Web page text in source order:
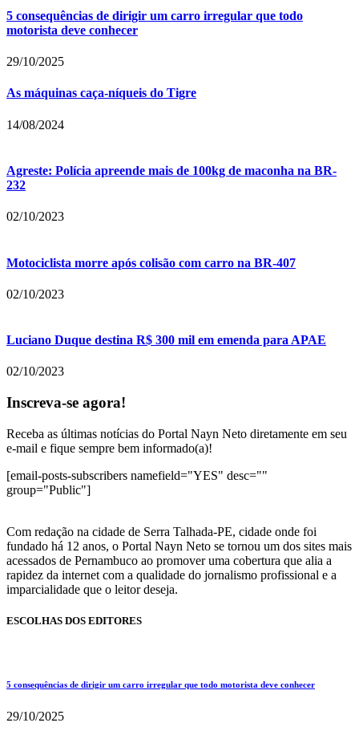
5 consequências de dirigir um carro irregular que todo
motorista deve conhecer
29/10/2025
As máquinas caça-níqueis do Tigre
14/08/2024
Agreste: Polícia apreende mais de 100kg de maconha na BR-
232
02/10/2023
Motociclista morre após colisão com carro na BR-407
02/10/2023
Luciano Duque destina R$ 300 mil em emenda para APAE
02/10/2023
Inscreva-se agora!
Receba as últimas notícias do Portal Nayn Neto diretamente em seu
e-mail e fique sempre bem informado(a)!
[email-posts-subscribers namefield="YES" desc=""
group="Public"]
Com redação na cidade de Serra Talhada-PE, cidade onde foi
fundado há 12 anos, o Portal Nayn Neto se tornou um dos sites mais
acessados de Pernambuco ao promover uma cobertura que alia a
rapidez da internet com a qualidade do jornalismo profissional e a
imparcialidade que o leitor deseja.
ESCOLHAS DOS EDITORES
5 consequências de dirigir um carro irregular que todo motorista deve conhecer
29/10/2025